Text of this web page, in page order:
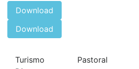
Download
Download
Turismo
Pastoral